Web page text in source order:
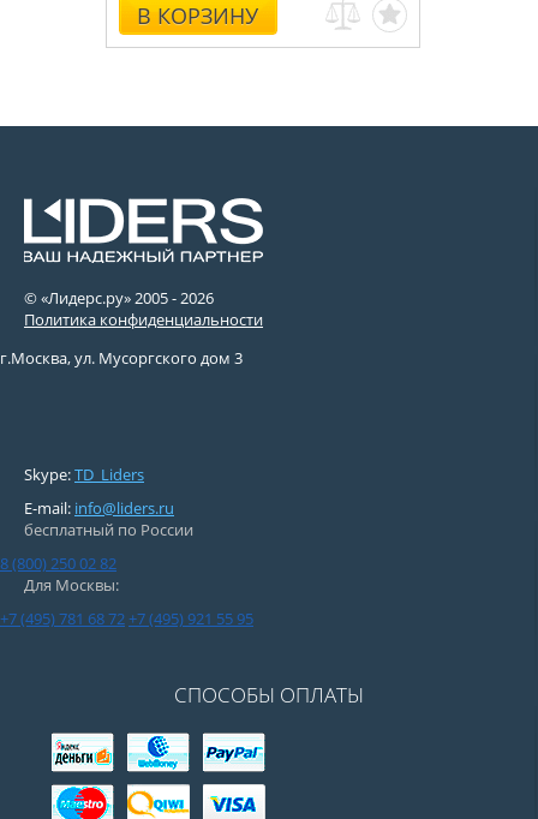
В КОРЗИНУ
© «Лидерс.ру» 2005 -2026
Политика конфиденциальности
г.Москва, ул. Мусоргского дом 3
Skype:TD_Liders
E-mail: info@liders.ru
бесплатный по России
8 (800) 250 02 82
Для Москвы:
+7 (495) 781 68 72+7 (495) 921 55 95
СПОСОБЫ ОПЛАТЫ